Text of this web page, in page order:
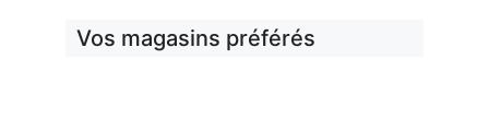
Vos magasins préférés